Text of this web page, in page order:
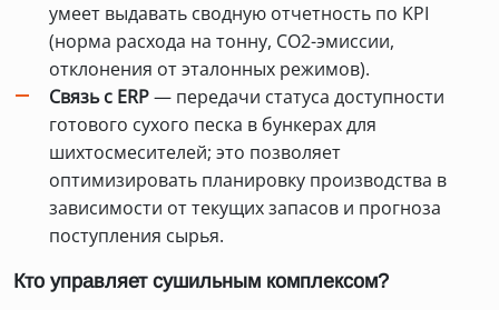
умеет выдавать сводную отчетность по KPI
(норма расхода на тонну, СО2-эмиссии,
отклонения от эталонных режимов).
Связь с ERP— передачи статуса доступности
готового сухого песка в бункерах для
шихтосмесителей; это позволяет
оптимизировать планировку производства в
зависимости от текущих запасов и прогноза
поступления сырья.
Кто управляет сушильным комплексом?